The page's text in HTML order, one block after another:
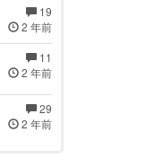
19
2 年前
11
2 年前
29
2 年前